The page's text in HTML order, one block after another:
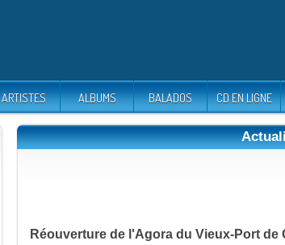
ARTISTES ALBUMS BALADOS CD EN LIGNE
Réouverture de l'Agora du Vieux-Port de